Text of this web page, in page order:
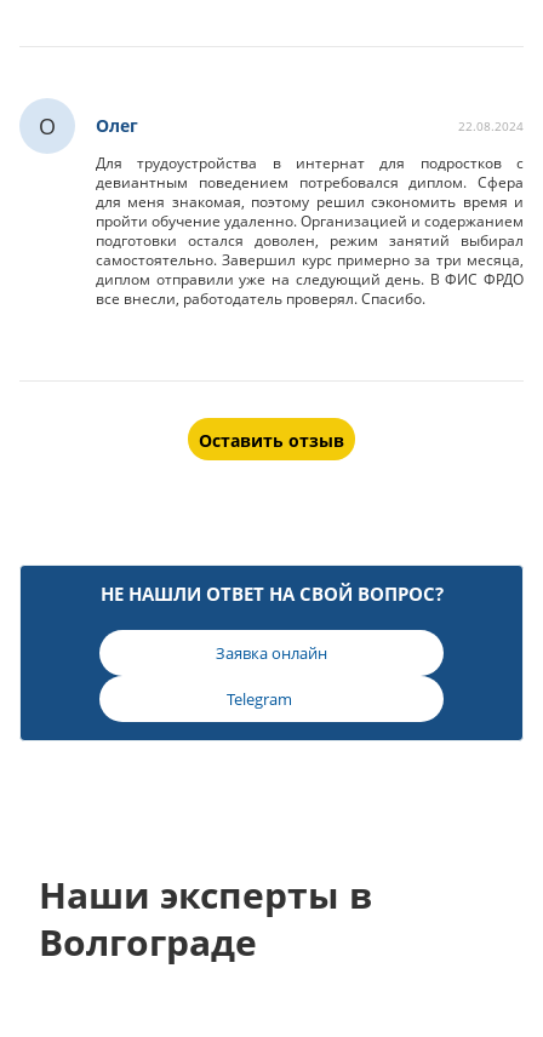
О Олег 22.08.2024
Для трудоустройства в интернат для подростков с
девиантным поведением потребовался диплом. Сфера
для меня знакомая, поэтому решил сэкономить время и
пройти обучение удаленно. Организацией и содержанием
подготовки остался доволен, режим занятий выбирал
самостоятельно. Завершил курс примерно за три месяца,
диплом отправили уже на следующий день. В ФИС ФРДО
все внесли, работодатель проверял. Спасибо.
Оставить отзыв
НЕ НАШЛИ ОТВЕТ НА СВОЙ ВОПРОС?
Заявка онлайн
Telegram
Наши эксперты в
Волгограде